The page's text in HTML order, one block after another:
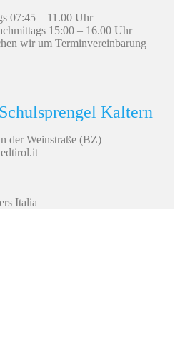
07:45 – 11.00 Uhr
15:00 – 16.00 Uhr
wir um Terminvereinbarung
Kaltern
der Weinstraße (BZ)
Italia